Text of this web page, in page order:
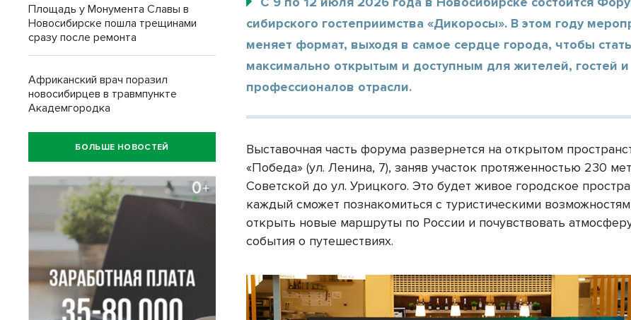
сибирского гостеприимства «Дикоросы». В этом году
меняет формат, выходя в самое сердце города, чтобы стать
максимально открытым и доступным для жителей, гостей и
профессионалов отрасли.
Выставочная часть форума развернется на открытом
«Победа» (ул. Ленина, 7), заняв участок протяженностью 230
Советской до ул. Урицкого. Это будет живое городское
каждый сможет познакомиться с туристическими
открыть новые маршруты по России и почувствовать
события о путешествиях.
Площадь у Монумента Славы в
Новосибирске пошла трещинами
сразу после ремонта
Африканский врач поразил
новосибирцев в травмпункте
Академгородка
БОЛЬШЕ НОВОСТЕЙ